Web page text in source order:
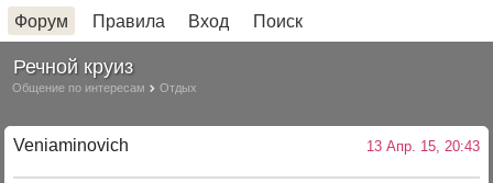
Форум Правила Вход Поиск
Речной круиз
Общение по интересам Отдых
Veniaminovich 13 Апр. 15, 20:43